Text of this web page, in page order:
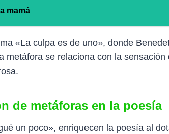
mamá
«La culpa es de uno», donde
metáfora se relaciona con la
de metáforas en la poesía
un poco», enriquecen la poesía al